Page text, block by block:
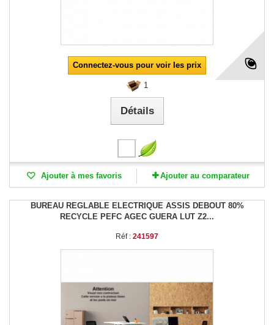
Connectez-vous pour voir les prix
1
Détails
Ajouter à mes favoris Ajouter au comparateur
BUREAU REGLABLE ELECTRIQUE ASSIS DEBOUT 80%
RECYCLE PEFC AGEC GUERA LUT Z2...
Réf : 241597